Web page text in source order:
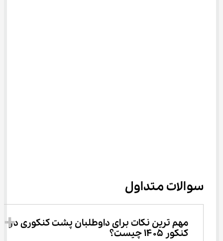
سوالات متداول
مهم‌ ترین نکات برای داوطلبان پشت کنکوری در
کنکور ۱۴۰۵ چیست؟